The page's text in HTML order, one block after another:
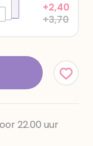
+2,40
+3,70
22.00 uur